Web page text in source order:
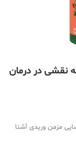
نقشی در درمان
مزمن وریدی آشنا